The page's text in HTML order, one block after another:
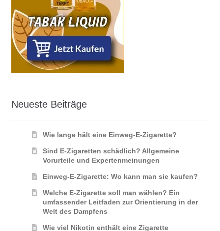
Neueste Beiträge
Wie lange hält eine Einweg-E-Zigarette?
Sind E-Zigaretten schädlich? Allgemeine
Vorurteile und Expertenmeinungen
Einweg-E-Zigarette: Wo kann man sie kaufen?
Welche E-Zigarette soll man wählen? Ein
umfassender Leitfaden zur Orientierung in der
Welt des Dampfens
Wie viel Nikotin enthält eine Zigarette